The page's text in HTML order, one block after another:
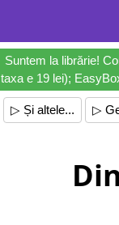
Suntem la librărie!
taxa e 19 lei);
▷ Și altele... ▷